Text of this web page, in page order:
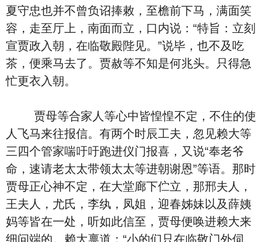
夏守忠也并不曾负诏捧敕，至檐前下马，满面笑
容，走至厅上，南面而立，口内说：“特旨：立刻
宣贾政入朝，在临敬殿陛见。”说毕，也不及吃
茶，便乘马去了。贾赦等不知是何兆头。只得急
忙更衣入朝。
贾母等合家人等心中皆惶惶不定，不住的使
人飞马来往报信。有两个时辰工夫，忽见赖大等
三四个管家喘吁吁跑进仪门报喜，又说“奉老爷
命，速请老太太带领太太等进朝谢恩”等语。那时
贾母正心神不定，在大堂廊下伫立，那邢夫人，
王夫人，尤氏，李纨，凤姐，迎春姊妹以及薛姨
妈等皆在一处，听如此信至，贾母便唤进赖大来
细问端的。赖大禀道：“小的们只在临敬门外伺